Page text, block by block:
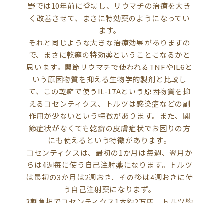
野では10年前に登場し、リウマチの治療を大き
く改善させて、まさに特効薬のようになってい
ます。
それと同じような大きな治療効果がありますの
で、まさに乾癬の特効薬ということになるかと
思います。関節リウマチで使われるTNFやIL6と
いう原因物質を抑える生物学的製剤と比較し
て、この乾癬で使うIL-17Aという原因物質を抑
えるコセンティクス、トルツは感染症などの副
作用が少ないという特徴があります。また、関
節症状がなくても乾癬の皮膚症状でお困りの方
にも使えるという特徴があります。
コセンティクスは、最初の1か月は毎週、翌月か
らは4週毎に使う自己注射薬になります。トルツ
は最初の3か月は2週おき、その後は4週おきに使
う自己注射薬になりまず。